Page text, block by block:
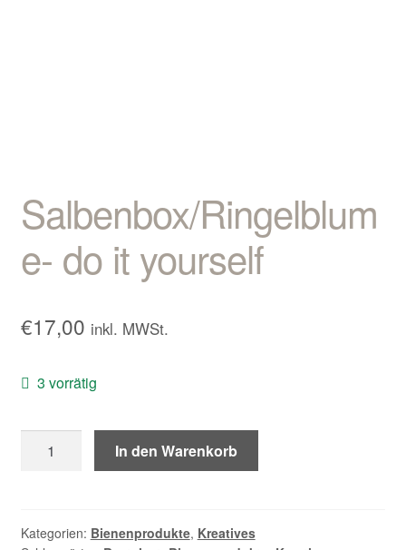
Salbenbox/Ringelblum
e- do it yourself
€17,00 inkl. MWSt.
3 vorrätig
Salbenbox/Ringelblume-
Menge
In den Warenkorb
Kategorien: Bienenprodukte, Kreatives